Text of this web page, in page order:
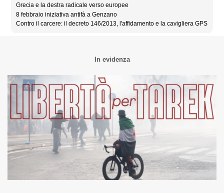
Grecia e la destra radicale verso europee
8 febbraio iniziativa antifà a Genzano
Contro il carcere: il decreto 146/2013, l'affidamento e la cavigliera GPS
In evidenza